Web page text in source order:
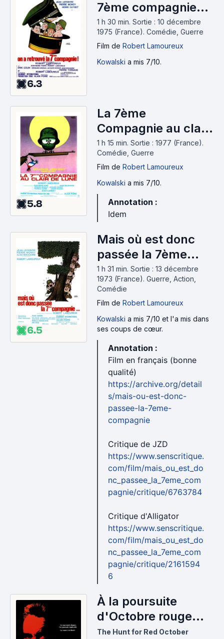
6.3
7ème compagnie
(1975)
1 h 30 min. Sortie : 10 décembre
1975 (France). Comédie, Guerre
Film de Robert Lamoureux
Kowalski a mis 7/10.
5.8
La 7ème
Compagnie au clair
de lune (1977)
1 h 15 min. Sortie : 1977 (France).
Comédie, Guerre
Film de Robert Lamoureux
Kowalski a mis 7/10.
Annotation :
Idem
6.5
Mais où est donc
passée la 7ème
compagnie... (1973)
1 h 31 min. Sortie : 13 décembre
1973 (France). Guerre, Action,
Comédie
Film de Robert Lamoureux
Kowalski a mis 7/10 et l'a mis dans
ses coups de cœur.
Annotation :
Film en français (bonne
qualité)
https://archive.org/detail
s/mais-ou-est-donc-
passee-la-7eme-
compagnie
Critique de JZD
https://www.senscritique.
com/film/mais_ou_est_do
nc_passee_la_7eme_com
pagnie/critique/6763784
Critique d'Alligator
https://www.senscritique.
com/film/mais_ou_est_do
nc_passee_la_7eme_com
pagnie/critique/2161594
6
À la poursuite
d'Octobre rouge
(1990)
The Hunt for Red October